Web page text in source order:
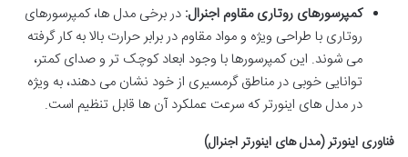
کمپرسورهای روتاری مقاوم اجنرال: در برخی مدل ها، کمپرسورهای
روتاری با طراحی ویژه و مواد مقاوم در برابر حرارت بالا به کار گرفته
می شوند. این کمپرسورها با وجود ابعاد کوچک تر و صدای کمتر،
توانایی خوبی در مناطق گرمسیری از خود نشان می دهند، به ویژه
در مدل های اینورتر که سرعت عملکرد آن ها قابل تنظیم است.
فناوری اینورتر (مدل های اینورتر اجنرال)